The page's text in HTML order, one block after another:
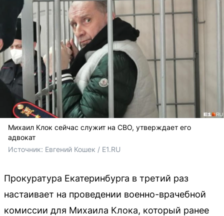
Михаил Клок сейчас служит на СВО, утверждает его
адвокат
Источник: Евгений Кошек / E1.RU
Прокуратура Екатеринбурга в третий раз
настаивает на проведении военно-врачебной
комиссии для Михаила Клока, который ранее